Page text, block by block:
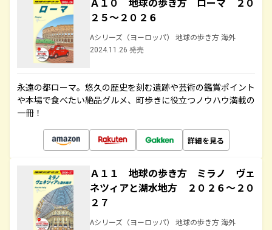
２５～２０２６
Aシリーズ（ヨーロッパ） 地球の歩き方 海外
2024.11.26 発売
永遠の都ローマ。悠久の歴史を刻む遺跡や芸術の鑑賞ポイント
や本場で食べたい絶品グルメ、町歩きに役立つノウハウ満載の
一冊！
詳細を見る
Ａ１１ 地球の歩き方 ミラノ ヴェ
ネツィアと湖水地方 ２０２６～２０
２７
Aシリーズ（ヨーロッパ） 地球の歩き方 海外